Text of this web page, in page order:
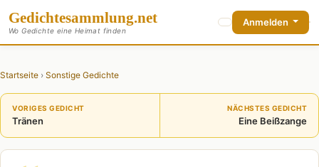
Gedichtesammlung.net
Wo Gedichte eine Heimat finden
Anmelden
Startseite › Sonstige Gedichte
VORIGES GEDICHT
Tränen
NÄCHSTES GEDICHT
Eine Beißzange